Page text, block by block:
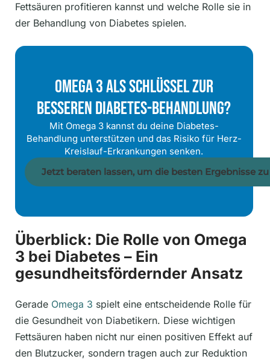
Fettsäuren profitieren kannst und welche Rolle sie in
der Behandlung von Diabetes spielen.
Omega 3 Als Schlüssel Zur
Besseren Diabetes-Behandlung?
Mit Omega 3 kannst du deine Diabetes-
Behandlung unterstützen und das Risiko für Herz-
Kreislauf-Erkrankungen senken.
Jetzt beraten lassen, um die besten Ergebnisse
Überblick: Die Rolle von Omega
3 bei Diabetes – Ein
gesundheitsfördernder Ansatz
Gerade Omega 3 spielt eine entscheidende Rolle für
die Gesundheit von Diabetikern. Diese wichtigen
Fettsäuren haben nicht nur einen positiven Effekt auf
den Blutzucker, sondern tragen auch zur Reduktion